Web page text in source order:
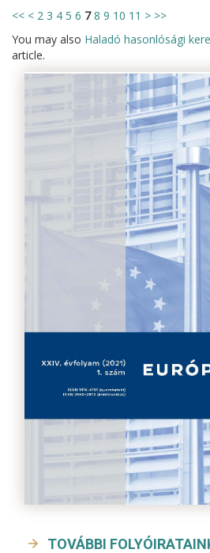
<< < 2 3 4 5 6 7 8 9 10 11 > >>
You may also Haladó hasonlósági
article.
TOVÁBBI